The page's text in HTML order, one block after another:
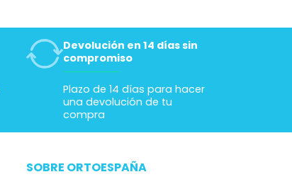
Devolución en 14 días sin
compromiso
Plazo de 14 días para hacer
una devolución de tu
compra
SOBRE ORTOESPAÑA